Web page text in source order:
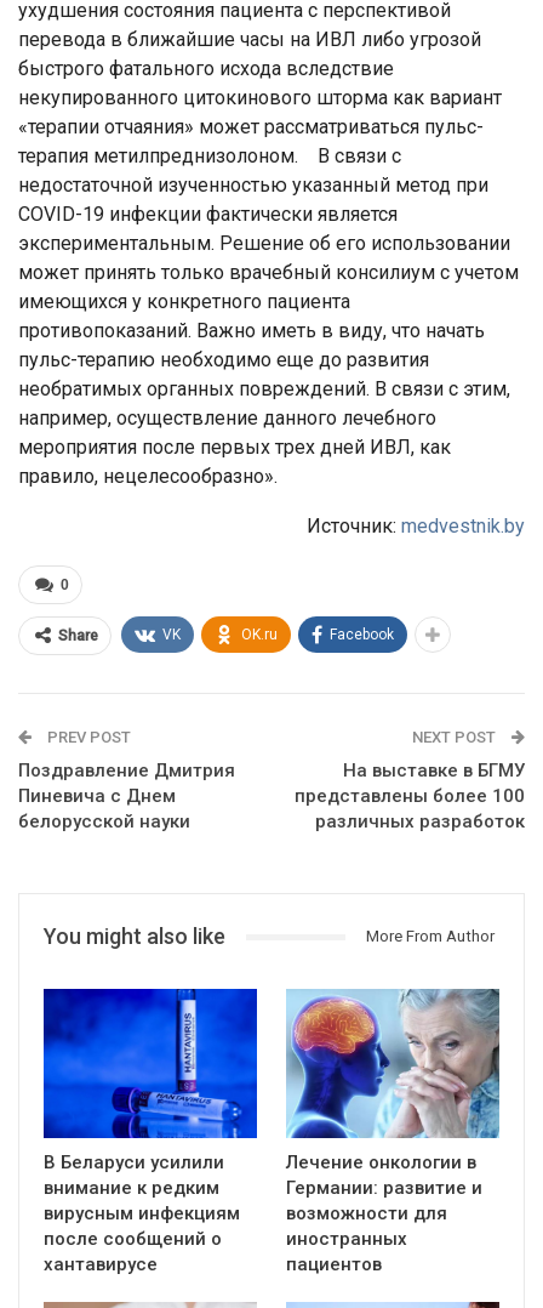
ухудшения состояния пациента с перспективой
перевода в ближайшие часы на ИВЛ либо угрозой
быстрого фатального исхода вследствие
некупированного цитокинового шторма как вариант
«терапии отчаяния» может рассматриваться пульс-
терапия метилпреднизолоном. В связи с
недостаточной изученностью указанный метод при
COVID-19 инфекции фактически является
экспериментальным. Решение об его использовании
может принять только врачебный консилиум с учетом
имеющихся у конкретного пациента
противопоказаний. Важно иметь в виду, что начать
пульс-терапию необходимо еще до развития
необратимых органных повреждений. В связи с этим,
например, осуществление данного лечебного
мероприятия после первых трех дней ИВЛ, как
правило, нецелесообразно».
Источник: medvestnik.by
0
Share VK OK.ru Facebook
PREV POST
Поздравление Дмитрия
Пиневича с Днем
белорусской науки
NEXT POST
На выставке в БГМУ
представлены более 100
различных разработок
You might also like More From Author
В Беларуси усилили
внимание к редким
вирусным инфекциям
после сообщений о
хантавирусе
Лечение онкологии в
Германии: развитие и
возможности для
иностранных
пациентов